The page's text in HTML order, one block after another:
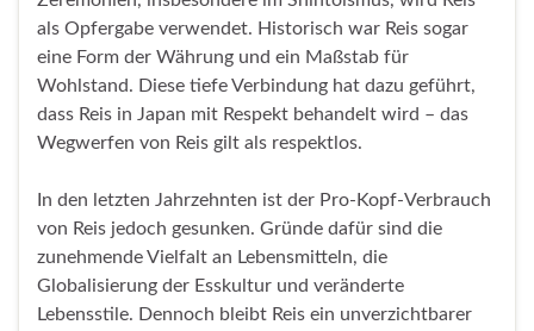
als Opfergabe verwendet. Historisch war Reis sogar
eine Form der Währung und ein Maßstab für
Wohlstand. Diese tiefe Verbindung hat dazu geführt,
dass Reis in Japan mit Respekt behandelt wird – das
Wegwerfen von Reis gilt als respektlos.
In den letzten Jahrzehnten ist der Pro-Kopf-Verbrauch
von Reis jedoch gesunken. Gründe dafür sind die
zunehmende Vielfalt an Lebensmitteln, die
Globalisierung der Esskultur und veränderte
Lebensstile. Dennoch bleibt Reis ein unverzichtbarer